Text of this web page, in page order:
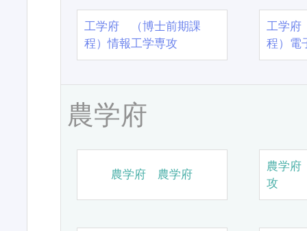
工学府 （博士前期課
程）情報工学専攻
工学
程）電
農学府
農学府 農学府
農学
攻